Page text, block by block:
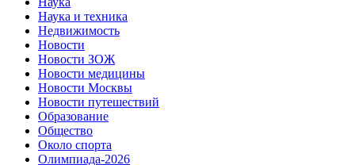
Наука и техника
Недвижимость
Новости
Новости ЗОЖ
Новости медицины
Новости Москвы
Новости путешествий
Образование
Общество
Около спорта
Олимпиада-2026